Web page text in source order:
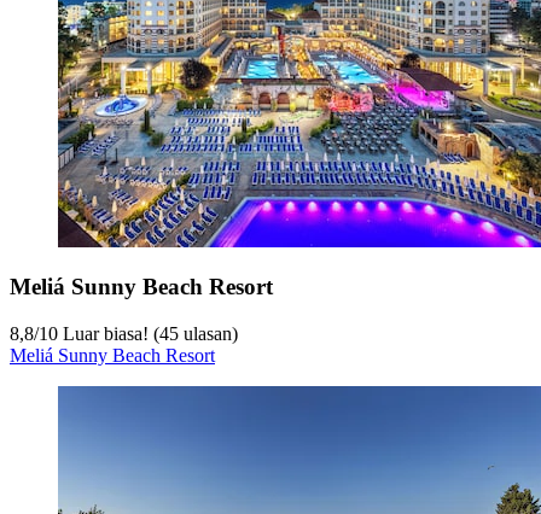
Meliá Sunny Beach Resort
8,8/10 Luar biasa! (45 ulasan)
Meliá Sunny Beach Resort